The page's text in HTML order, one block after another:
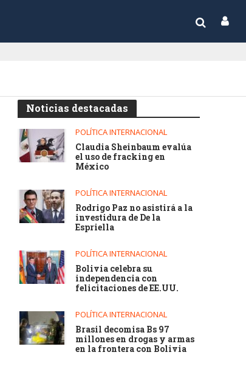
Noticias destacadas
POLÍTICA INTERNACIONAL
Claudia Sheinbaum evalúa
el uso de fracking en
México
POLÍTICA INTERNACIONAL
Rodrigo Paz no asistirá a la
investidura de De la
Espriella
POLÍTICA INTERNACIONAL
Bolivia celebra su
independencia con
felicitaciones de EE.UU.
POLÍTICA INTERNACIONAL
Brasil decomisa Bs 97
millones en drogas y armas
en la frontera con Bolivia